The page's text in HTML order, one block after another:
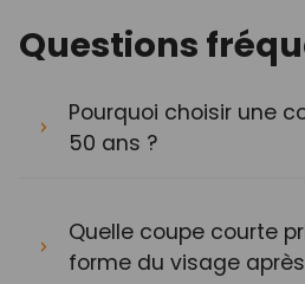
Questions
Pourquoi choisir une
50 ans ?
Quelle coupe courte
forme du visage